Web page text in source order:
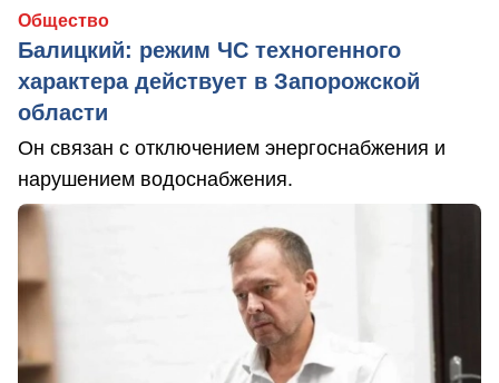
Общество
Балицкий: режим ЧС техногенного
характера действует в Запорожской
области
Он связан с отключением энергоснабжения и
нарушением водоснабжения.